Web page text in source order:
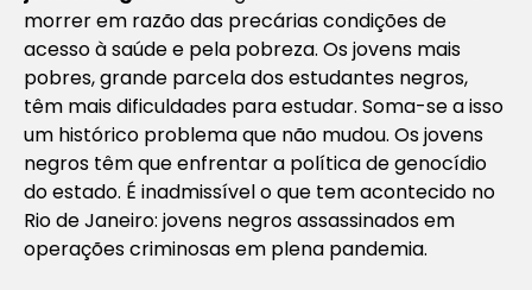
morrer em razão das precárias condições de
acesso à saúde e pela pobreza. Os jovens mais
pobres, grande parcela dos estudantes negros,
têm mais dificuldades para estudar. Soma-se a isso
um histórico problema que não mudou. Os jovens
negros têm que enfrentar a política de genocídio
do estado. É inadmissível o que tem acontecido no
Rio de Janeiro: jovens negros assassinados em
operações criminosas em plena pandemia.